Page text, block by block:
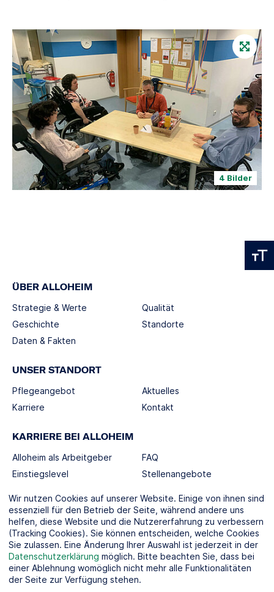
4 Bilder
ÜBER ALLOHEIM
Strategie & Werte
Geschichte
Daten & Fakten
Qualität
Standorte
UNSER STANDORT
Pflegeangebot
Karriere
Aktuelles
Kontakt
KARRIERE BEI ALLOHEIM
Alloheim als Arbeitgeber
Einstiegslevel
FAQ
Stellenangebote
SOCIAL MEDIA
Wir nutzen Cookies auf unserer Website. Einige von ihnen sind
essenziell für den Betrieb der Seite, während andere uns
helfen, diese Website und die Nutzererfahrung zu verbessern
(Tracking Cookies). Sie können entscheiden, welche Cookies
Sie zulassen. Eine Änderung Ihrer Auswahl ist jederzeit in der
Datenschutzerklärung möglich. Bitte beachten Sie, dass bei
einer Ablehnung womöglich nicht mehr alle Funktionalitäten
der Seite zur Verfügung stehen.